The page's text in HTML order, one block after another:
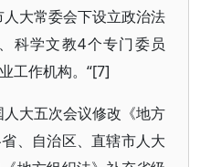
大常委会下设立政治法
科学文教4个专门委员
工作机构。“[7]
大五次会议修改《地方
、自治区、直辖市人大